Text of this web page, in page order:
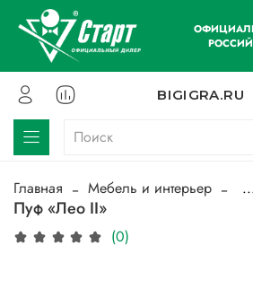
BIGIGRA.RU
Главная Мебель и интерьер
Пуф «Лео II»
(0)